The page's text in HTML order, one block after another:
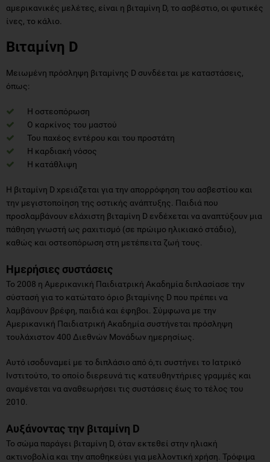
αμερικανικές μελέτες, είναι η βιταμίνη D, το ασβέστιο, οι φυτικές
ίνες, το κάλιο.
Βιταμίνη D
Μειωμένη πρόσληψη βιταμίνης D συνδέεται με καταστάσεις,
όπως:
Η οστεοπόρωση
Ο καρκίνος του μαστού
Του παχέος εντέρου και του προστάτη
Η καρδιακή νόσος
Η κατάθλιψη
Η βιταμίνη D χρειάζεται για την απορρόφηση του ασβεστίου και
την μεγιστοποίηση της οστικής ανάπτυξης. Παιδιά που
προσλαμβάνουν ελάχιστη βιταμίνη D ενδέχεται να αναπτύξουν μια
πάθηση γνωστή ως ραχιτισμό (σε πρώιμο ηλικιακό στάδιο),
καθώς και οστεοπόρωση στη μετέπειτα ζωή τους.
Ημερήσιες συστάσεις
Το 2008 η Αμερικανική Παιδιατρική Ακαδημία διπλασίασε την
σύστασή για το κατώτατο όριο βιταμίνης D που πρέπει να
λαμβάνουν βρέφη, παιδιά και έφηβοι. Σύμφωνα με την
Αμερικανική Παιδιατρική Ακαδημία συστήνεται πρόσληψη
τουλάχιστον 400 Διεθνών Μονάδων ημερησίως.
Αυτό ισοδυναμεί με το διπλάσιο από ό,τι συστήνει το Ιατρικό
Ινστιτούτο, το οποίο διερευνά τις κατευθηντήριες γραμμές και
αναμένεται να αναθεωρήσει τις συστάσεις έως το τέλος του
2010.
Αυξάνοντας την βιταμίνη D
Το σώμα παράγει βιταμίνη D, όταν εκτεθεί στην ηλιακή
ακτινοβολία και την αποθηκεύει για μελλοντική χρήση. Τρόφιμα